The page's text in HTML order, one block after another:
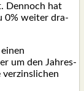
Den­noch hat
0% wei­ter dra­
um den Jah­res­